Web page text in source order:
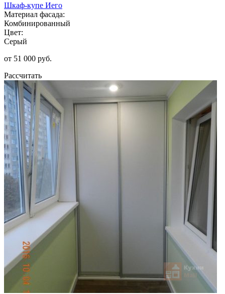
Шкаф-купе Иего
Материал фасада:
Комбинированный
Цвет:
Серый
от 51 000 руб.
Рассчитать